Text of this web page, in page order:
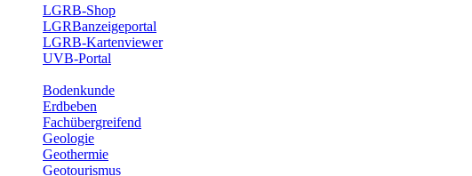
LGRB-Shop
LGRBanzeigeportal
LGRB-Kartenviewer
UVB-Portal
Bodenkunde
Erdbeben
Fachübergreifend
Geologie
Geothermie
Geotourismus